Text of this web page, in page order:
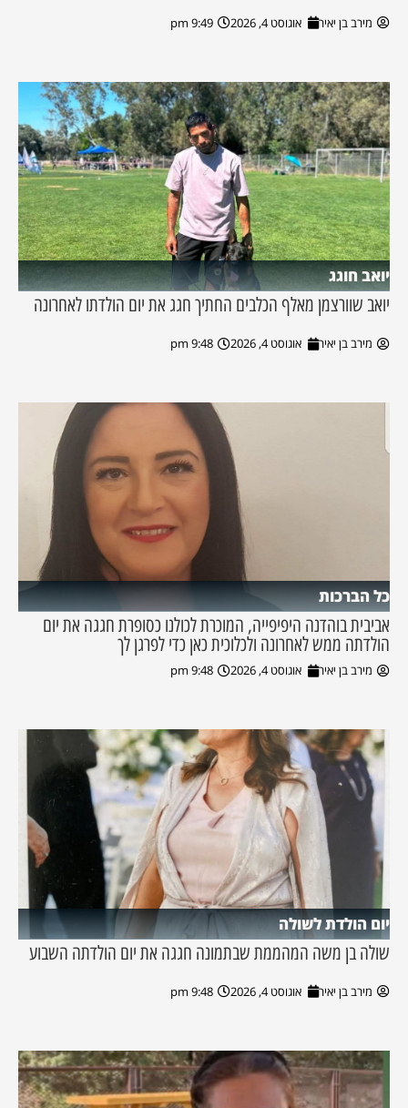
מירב בן יאיר אוגוסט 4, 2026 9:49 pm
יואב חוגג
יואב שוורצמן מאלף הכלבים החתיך חגג את יום הולדתו לאחרונה
מירב בן יאיר אוגוסט 4, 2026 9:48 pm
כל הברכות
אביבית בוהדנה היפיפייה, המוכרת לכולנו כסופרת חגגה את יום
הולדתה ממש לאחרונה ולכלוכית כאן כדי לפרגן לך
מירב בן יאיר אוגוסט 4, 2026 9:48 pm
יום הולדת לשולה
שולה בן משה המהממת שבתמונה חגגה את יום הולדתה השבוע
מירב בן יאיר אוגוסט 4, 2026 9:48 pm